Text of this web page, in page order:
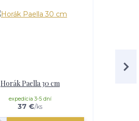
Horák Paella 30 cm
37 €/ks
expedícia 3-5 dní